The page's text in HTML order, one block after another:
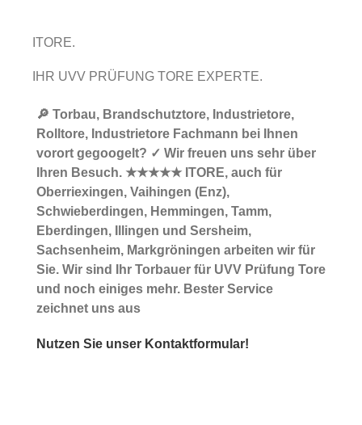
ITORE.
IHR UVV PRÜFUNG TORE EXPERTE.
🔎 Torbau, Brandschutztore, Industrietore,
Rolltore, Industrietore Fachmann bei Ihnen
vorort gegoogelt? ✓ Wir freuen uns sehr über
Ihren Besuch. ★★★★★ ITORE, auch für
Oberriexingen, Vaihingen (Enz),
Schwieberdingen, Hemmingen, Tamm,
Eberdingen, Illingen und Sersheim,
Sachsenheim, Markgröningen arbeiten wir für
Sie. Wir sind Ihr Torbauer für UVV Prüfung Tore
und noch einiges mehr. Bester Service
zeichnet uns aus
Nutzen Sie unser Kontaktformular!